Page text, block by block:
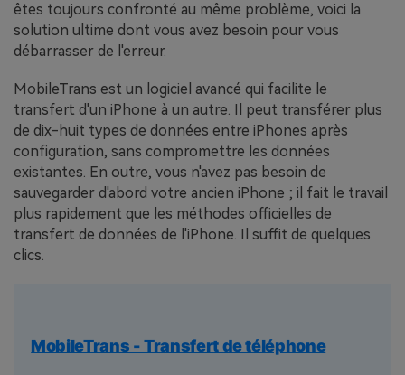
êtes toujours confronté au même problème, voici la
solution ultime dont vous avez besoin pour vous
débarrasser de l'erreur.
MobileTrans est un logiciel avancé qui facilite le
transfert d'un iPhone à un autre. Il peut transférer plus
de dix-huit types de données entre iPhones après
configuration, sans compromettre les données
existantes. En outre, vous n'avez pas besoin de
sauvegarder d'abord votre ancien iPhone ; il fait le travail
plus rapidement que les méthodes officielles de
transfert de données de l'iPhone. Il suffit de quelques
clics.
MobileTrans - Transfert de téléphone